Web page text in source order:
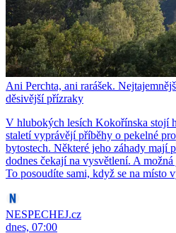
Ani Perchta, ani rarášek.
děsivější přízraky
V hlubokých lesích Kokořínska stojí
staletí vyprávějí příběhy o pekelné
bytostech. Některé jeho záhady mají
dodnes čekají na vysvětlení. A
To posoudíte sami, když se na místo
NESPECHEJ.cz
dnes, 07:00